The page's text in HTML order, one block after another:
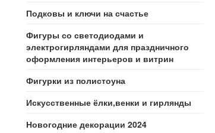
Подковы и ключи на счастье
Фигуры со светодиодами и
электрогирляндами для праздничного
оформления интерьеров и витрин
Фигурки из полистоуна
Искусственные ёлки,венки и гирлянды
Новогодние декорации 2024